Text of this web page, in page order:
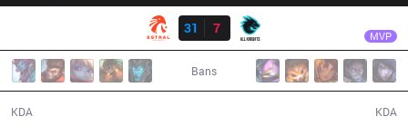
31
7 MVP
Bans
KDA KDA